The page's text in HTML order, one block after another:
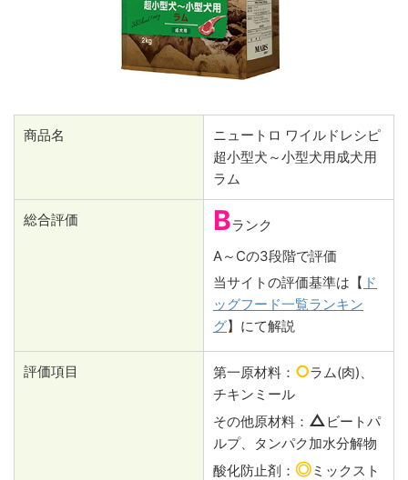
商品名
ニュートロ ワイルドレシピ
超小型犬～小型犬用成犬用
ラム
総合評価 Bランク
A～Cの3段階で評価
当サイトの評価基準は【 ド
ッグフード一覧ランキン
グ】にて解説
評価項目 第一原材料： ○ラム(肉)、
チキンミール
その他原材料： △ ビートパ
ルプ、タンパク加水分解物
酸化防止剤： ◎ミックスト